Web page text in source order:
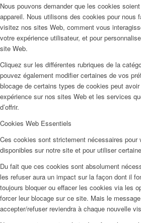
Nous pouvons demander que les cookies
appareil. Nous utilisons des cookies pour nous
visitez nos sites Web, comment vous
votre expérience utilisateur, et pour
site Web.
Cliquez sur les différentes rubriques de la
pouvez également modifier certaines de vos
blocage de certains types de cookies peut
expérience sur nos sites Web et les services
d’offrir.
Cookies Web Essentiels
Ces cookies sont strictement nécessaires pour
disponibles sur notre site et pour utiliser
Du fait que ces cookies sont absolument
les refuser aura un impact sur la façon dont il
toujours bloquer ou effacer les cookies via les
forcer leur blocage sur ce site. Mais le
accepter/refuser reviendra à chaque nouvelle